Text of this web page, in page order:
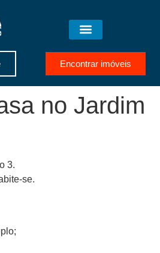
Encontrar imóveis
no Jardim
3.
se.